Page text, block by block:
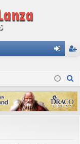
nti
fic
ar
ist
ra
rs
s
c